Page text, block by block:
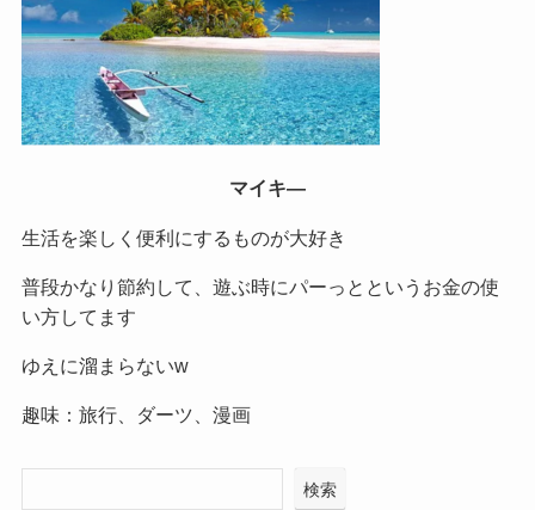
マイキ―
生活を楽しく便利にするものが大好き
普段かなり節約して、遊ぶ時にパーっとというお金の使
い方してます
ゆえに溜まらないw
趣味：旅行、ダーツ、漫画
検索